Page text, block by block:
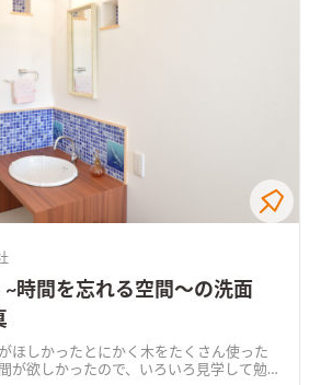
~時間を忘れる空間～の洗面
ほしかったとにかく木をたくさん使った
が欲しかったので、いろいろ見学して勉強